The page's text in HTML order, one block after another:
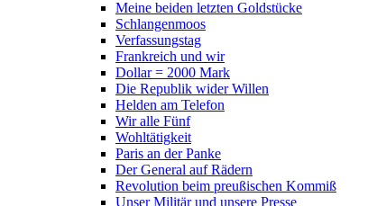
Meine beiden letzten Goldstücke
Schlangenmoos
Verfassungstag
Frankreich und wir
Dollar = 2000 Mark
Die Republik wider Willen
Helden am Telefon
Wir alle Fünf
Wohltätigkeit
Paris an der Panke
Der General auf Rädern
Revolution beim preußischen Kommiß
Unser Militär und unsere Presse